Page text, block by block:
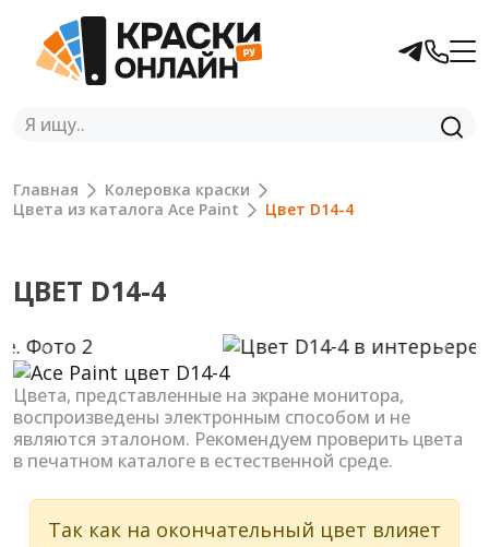
Главная
Колеровка краски
Цвета из каталога Ace Paint
Цвет D14-4
ЦВЕТ D14-4
Previous Next
Цвета, представленные на экране монитора,
воспроизведены электронным способом и не
являются эталоном. Рекомендуем проверить цвета
в печатном каталоге в естественной среде.
Так как на окончательный цвет влияет